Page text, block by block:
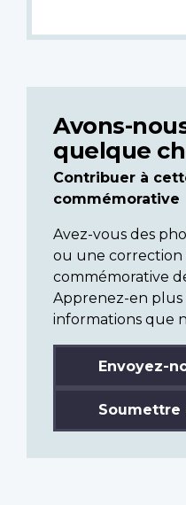
Avons-
quelque
Contribuer à
commémorative
Avez-vous des
ou une correction
commémorative
Apprenez-en plus
informations que
Envoyez-
Soumettre